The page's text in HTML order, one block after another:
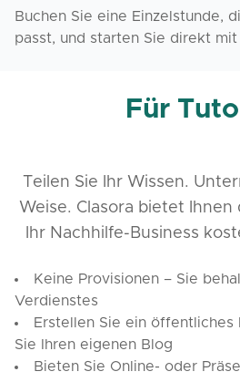
Buchen Sie eine Einzelstunde,
passt, und starten Sie direkt mit
Für
Teilen Sie Ihr Wissen.
Weise. Clasora bietet Ihnen
Ihr Nachhilfe-Business
Keine Provisionen – Sie
Verdienstes
Erstellen Sie ein öffentliches
Sie Ihren eigenen Blog
Bieten Sie Online- oder